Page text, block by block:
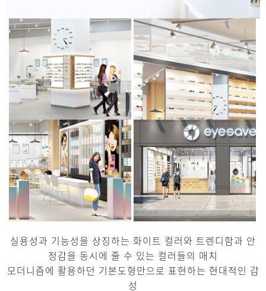
실용성과 기능성을 상징하는 화이트 컬러와 트렌디함과 안
정감을 동시에 줄 수 있는 컬러들의 매치
모더니즘에 활용하던 기본도형만으로 표현하는 현대적인 감
성